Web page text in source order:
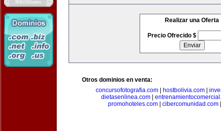
Realizar una Oferta
Precio Ofrecido $
Otros dominios en venta:
concursofotografia.com| hostbolivia.com|
dietasenlinea.com|
promohoteles.com
cibercomunidad.com